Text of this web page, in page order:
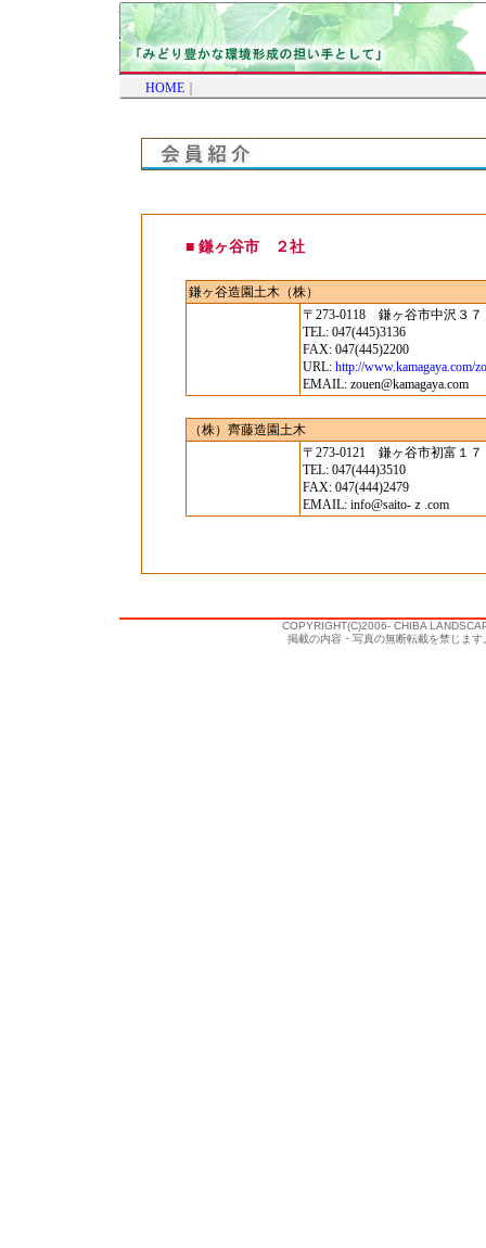
HOME
■ 鎌ヶ谷市 ２社
鎌ヶ谷造園土木（株）
〒273-0118 鎌ヶ谷市中沢３７
TEL: 047(445)3136
FAX: 047(445)2200
URL: http://www.kamagaya.com/
EMAIL: zouen@kamagaya.com
（株）齊藤造園土木
〒273-0121 鎌ヶ谷市初富１７
TEL: 047(444)3510
FAX: 047(444)2479
EMAIL: info@saito-ｚ.com
COPYRIGHT(C)2006- CHIBA
掲載の内容・写真の無断転載を禁じま